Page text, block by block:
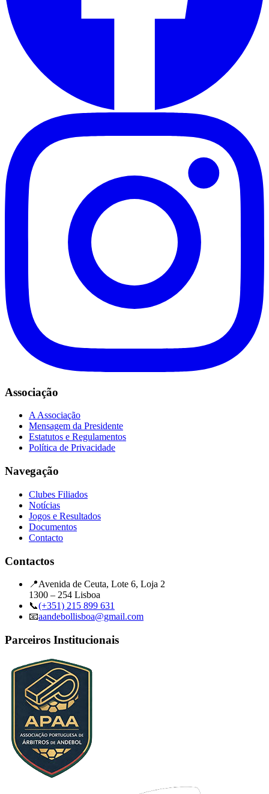
Associação
A Associação
Mensagem da Presidente
Estatutos e Regulamentos
Política de Privacidade
Navegação
Clubes Filiados
Notícias
Jogos e Resultados
Documentos
Contacto
Contactos
📍Avenida de Ceuta, Lote 6, Loja 2
1300 – 254 Lisboa
📞(+351) 215 899 631
📧aandebollisboa@gmail.com
Parceiros Institucionais